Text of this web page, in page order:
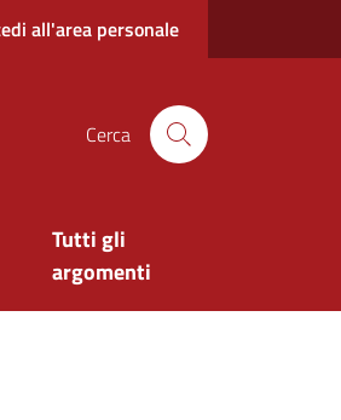
all'area personale
Cerca
Tutti gli
argomenti